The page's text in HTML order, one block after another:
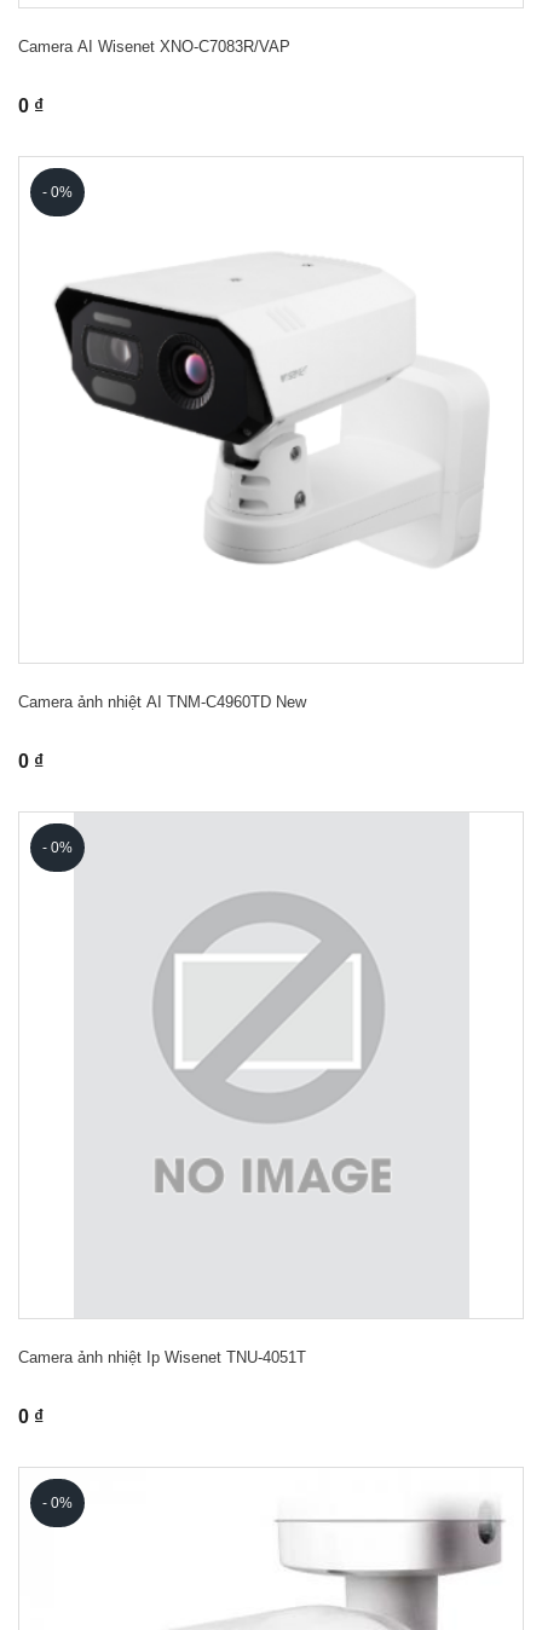
Camera AI Wisenet XNO-C7083R/VAP
0 ₫
- 0%
Camera ảnh nhiệt AI TNM-C4960TD New
0 ₫
- 0%
Camera ảnh nhiệt Ip Wisenet TNU-4051T
0 ₫
- 0%